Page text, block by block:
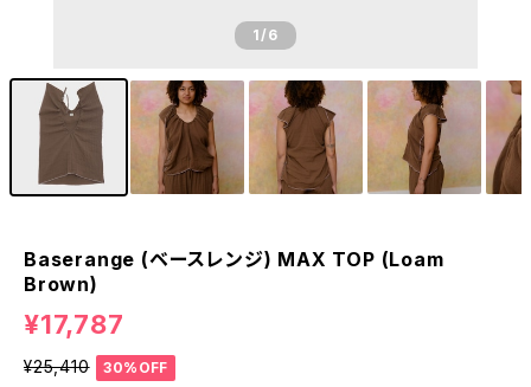
1/6
Baserange (ベースレンジ) MAX TOP (Loam
Brown)
¥17,787
¥25,410 30%OFF